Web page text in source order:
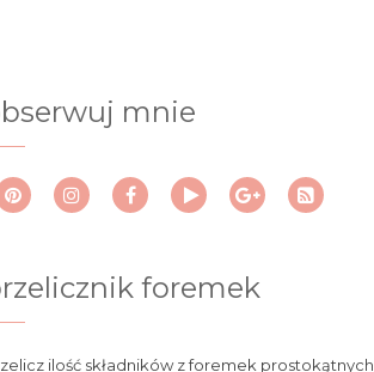
mnie
foremek
ilość składników z foremek prostokątnych